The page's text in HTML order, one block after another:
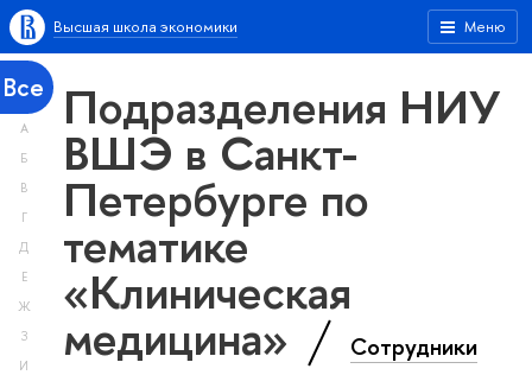
Меню
Высшая школа экономики
Все
А
Б
В
Г
Д
Е
Ж
З
И
Подразделения НИУ
ВШЭ в Санкт-
Петербурге по
тематике
«Клиническая
медицина» Сотрудники